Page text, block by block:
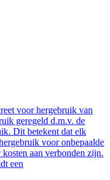
voor hergebruik van
geregeld d.m.v. de
Dit betekent dat elk
voor onbepaalde
aan verbonden zijn.
een